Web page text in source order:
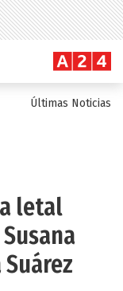
Últimas Noticias
letal